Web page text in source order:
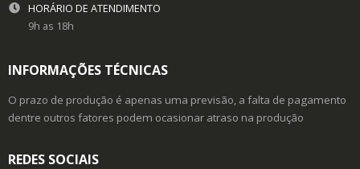
HORÁRIO DE ATENDIMENTO
9h as 18h
INFORMAÇÕES TÉCNICAS
O prazo de produção é apenas uma previsão, a falta de pagamento
dentre outros fatores podem ocasionar atraso na produção
REDES SOCIAIS